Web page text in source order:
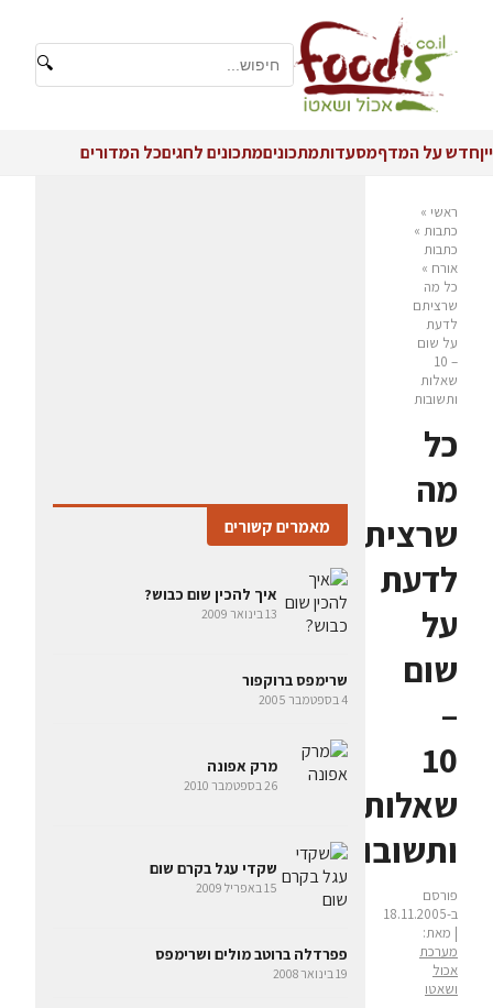
🔍
ייןחדש על המדףמסעדותמתכוניםמתכונים לחגיםכל המדורים
ראשי »
כתבות »
כתבות
אורח »
כל מה
שרציתם
לדעת
על שום
– 10
שאלות
ותשובות
כל
מה
שרציתם
לדעת
על
שום
–
10
שאלות
ותשובות
פורסם
ב-18.11.2005
| מאת:
מערכת
אכול
ושאטו
מאמרים קשורים
איך להכין שום כבוש?
13 בינואר 2009
שרימפס ברוקפור
4 בספטמבר 2005
מרק אפונה
26 בספטמבר 2010
שקדי עגל בקרם שום
15 באפריל 2009
פפרדלה ברוטב מולים ושרימפס
19 בינואר 2008